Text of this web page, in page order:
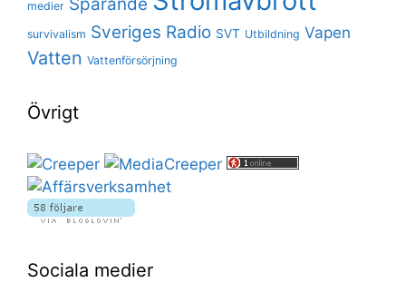
medier
survivalism Sveriges Radio SVT Utbildning Vapen
Vatten Vattenförsörjning
Övrigt
Sociala medier